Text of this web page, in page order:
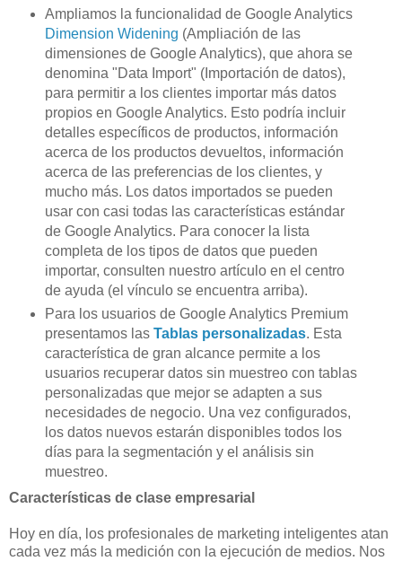
Ampliamos la funcionalidad de Google Analytics
Dimension Widening (Ampliación de las
dimensiones de Google Analytics), que ahora se
denomina "Data Import" (Importación de datos),
para permitir a los clientes importar más datos
propios en Google Analytics. Esto podría incluir
detalles específicos de productos, información
acerca de los productos devueltos, información
acerca de las preferencias de los clientes, y
mucho más. Los datos importados se pueden
usar con casi todas las características estándar
de Google Analytics. Para conocer la lista
completa de los tipos de datos que pueden
importar, consulten nuestro artículo en el centro
de ayuda (el vínculo se encuentra arriba).
Para los usuarios de Google Analytics Premium
presentamos las Tablas personalizadas. Esta
característica de gran alcance permite a los
usuarios recuperar datos sin muestreo con tablas
personalizadas que mejor se adapten a sus
necesidades de negocio. Una vez configurados,
los datos nuevos estarán disponibles todos los
días para la segmentación y el análisis sin
muestreo.
Características de clase empresarial
Hoy en día, los profesionales de marketing inteligentes atan
cada vez más la medición con la ejecución de medios. Nos